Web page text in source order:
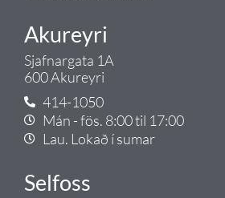
Akureyri
Sjafnargata 1A
600 Akureyri
414-1050
Mán - fös. 8:00 til 17:00
Lau. Lokað í sumar
Selfoss